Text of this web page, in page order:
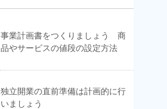
事業計画書をつくりましょう 商
品やサービスの値段の設定方法
独立開業の直前準備は計画的に行
いましょう